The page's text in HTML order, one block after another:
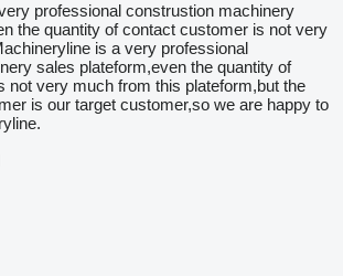
professional construstion machinery
the quantity of contact customer is not very
is a very professional
sales plateform,even the quantity of
not very much from this plateform,but the
is our target customer,so we are happy to